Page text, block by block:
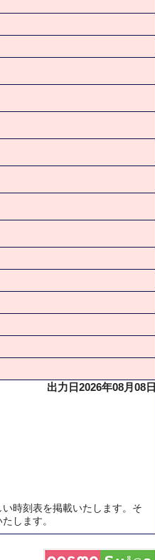
出力日2026年08月08日
時刻表を掲載いたします。そ
します。